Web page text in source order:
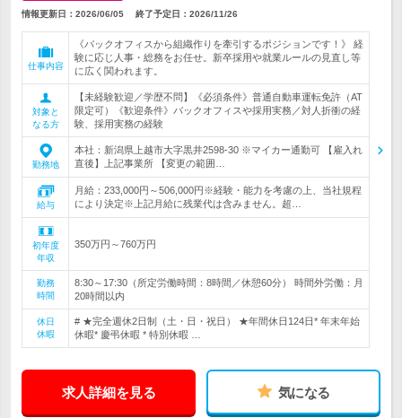
情報更新日：2026/06/05 終了予定日： 2026/11/26
仕事内容
《バックオフィスから組織作りを牽引するポジションです！》 経
験に応じ人事・総務をお任せ。新卒採用や就業ルールの見直し等
に広く関われます。
対象と
なる方
【未経験歓迎／学歴不問】《必須条件》普通自動車運転免許（AT
限定可）《歓迎条件》バックオフィスや採用実務／対人折衝の経
験、採用実務の経験
勤務地
本社：新潟県上越市大字黒井2598-30 ※マイカー通勤可 【雇入れ
直後】上記事業所 【変更の範囲…
給与
月給：233,000円～506,000円※経験・能力を考慮の上、当社規程
により決定※上記月給に残業代は含みません。超…
初年度
年収
350万円～760万円
勤務
時間
8:30～17:30（所定労働時間：8時間／休憩60分） 時間外労働：月
20時間以内
休日
休暇
# ★完全週休2日制（土・日・祝日） ★年間休日124日* 年末年始
休暇* 慶弔休暇 * 特別休暇 …
求人詳細を見る 気になる